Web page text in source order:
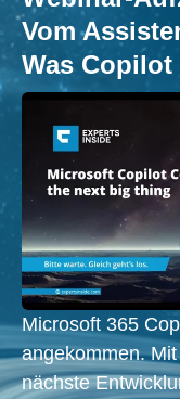
Vom
Was
Microsoft 365
angekommen.
nächste